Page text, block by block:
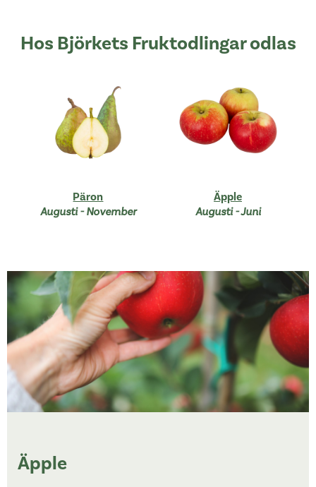
Hos Björkets Fruktodlingar odlas
Päron
Augusti - November
Äpple
Augusti - Juni
Äpple